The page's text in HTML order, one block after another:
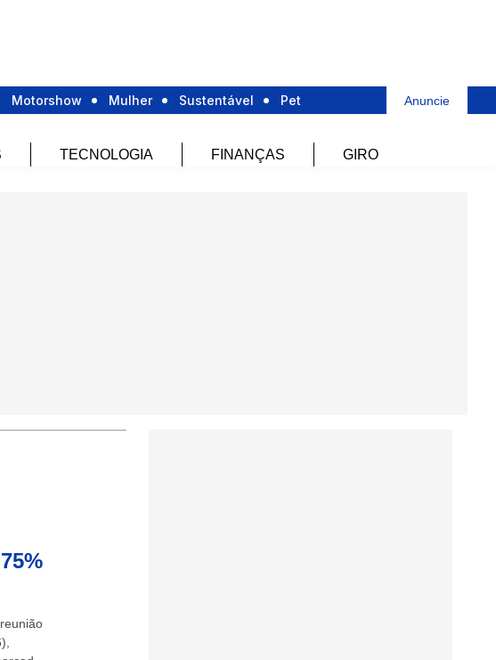
Motorshow Mulher Sustentável Pet Anuncie
TECNOLOGIA FINANÇAS GIRO